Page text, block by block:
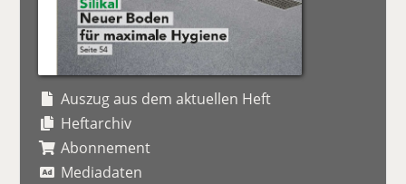
Auszug aus dem aktuellen Heft
Heftarchiv
Abonnement
Mediadaten